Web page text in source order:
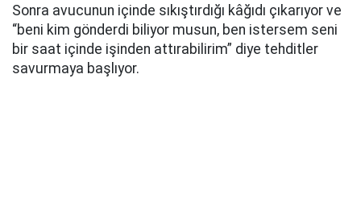
Sonra avucunun içinde sıkıştırdığı kâğıdı çıkarıyor ve
“beni kim gönderdi biliyor musun, ben istersem seni
bir saat içinde işinden attırabilirim” diye tehditler
savurmaya başlıyor.